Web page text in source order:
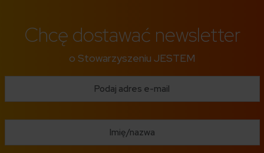
Chcę dostawać newsletter
o Stowarzyszeniu JESTEM